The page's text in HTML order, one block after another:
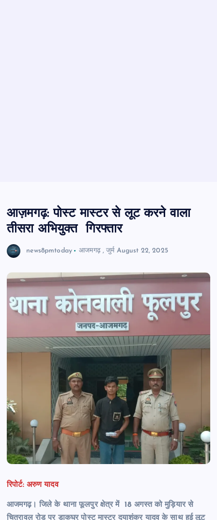
आज़मगढ़: पोस्ट मास्टर से लूट करने वाला
तीसरा अभियुक्त गिरफ्तार
news8pmtoday आजमगढ़,जुर्म August 22, 2025
रिपोर्ट: अरुण यादव
आजमगढ़। जिले के थाना फूलपुर क्षेत्र में 18 अगस्त को मुड़ियार से
चितरावल रोड पर डाकघर पोस्ट मास्टर दयाशंकर यादव के साथ हुई लूट